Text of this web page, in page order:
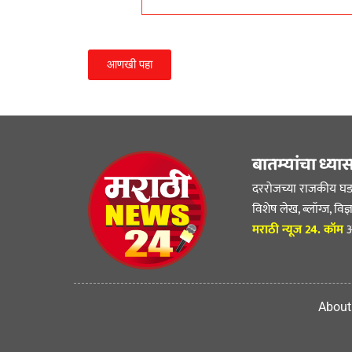
आणखी पहा
बातम्यांचा
दररोजच्या राजकीय
विशेष लेख, ब्लॉग्ज,
मराठी न्यूज 24. कॉम